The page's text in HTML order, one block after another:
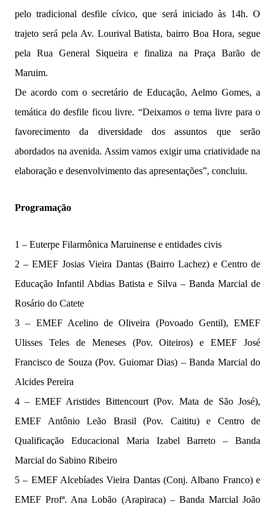
pelo tradicional desfile cívico, que será iniciado às 14h. O
trajeto será pela Av. Lourival Batista, bairro Boa Hora, segue
pela Rua General Siqueira e finaliza na Praça Barão de
Maruim.
De acordo com o secretário de Educação, Aelmo Gomes, a
temática do desfile ficou livre. “Deixamos o tema livre para o
favorecimento da diversidade dos assuntos que serão
abordados na avenida. Assim vamos exigir uma criatividade na
elaboração e desenvolvimento das apresentações”, concluiu.
Programação
1 – Euterpe Filarmônica Maruinense e entidades civis
2 – EMEF Josias Vieira Dantas (Bairro Lachez) e Centro de
Educação Infantil Abdias Batista e Silva – Banda Marcial de
Rosário do Catete
3 – EMEF Acelino de Oliveira (Povoado Gentil), EMEF
Ulisses Teles de Meneses (Pov. Oiteiros) e EMEF José
Francisco de Souza (Pov. Guiomar Dias) – Banda Marcial do
Alcides Pereira
4 – EMEF Aristides Bittencourt (Pov. Mata de São José),
EMEF Antônio Leão Brasil (Pov. Caititu) e Centro de
Qualificação Educacional Maria Izabel Barreto – Banda
Marcial do Sabino Ribeiro
5 – EMEF Alcebíades Vieira Dantas (Conj. Albano Franco) e
EMEF Profª. Ana Lobão (Arapiraca) – Banda Marcial João